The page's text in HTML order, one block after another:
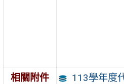
相關附件 113學年度